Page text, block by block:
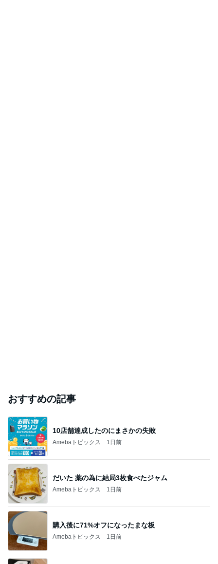
おすすめの記事
10店舗達成したのにまさかの失敗
Amebaトピックス 1日前
だいた 薬の為に結局3枚食べたジャム
Amebaトピックス 1日前
購入後に71%オフになったまな板
Amebaトピックス 1日前